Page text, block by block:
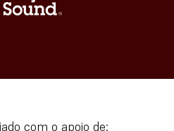
com o apoio de: